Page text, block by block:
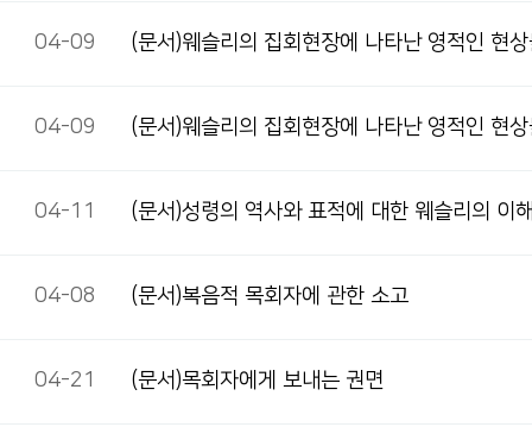
04-09 (문서)웨슬리의 집회현장에 나타난 영적인 현
04-09 (문서)웨슬리의 집회현장에 나타난 영적인 현
04-11 (문서)성령의 역사와 표적에 대한 웨슬리의 이
04-08 (문서)복음적 목회자에 관한 소고
04-21 (문서)목회자에게 보내는 권면